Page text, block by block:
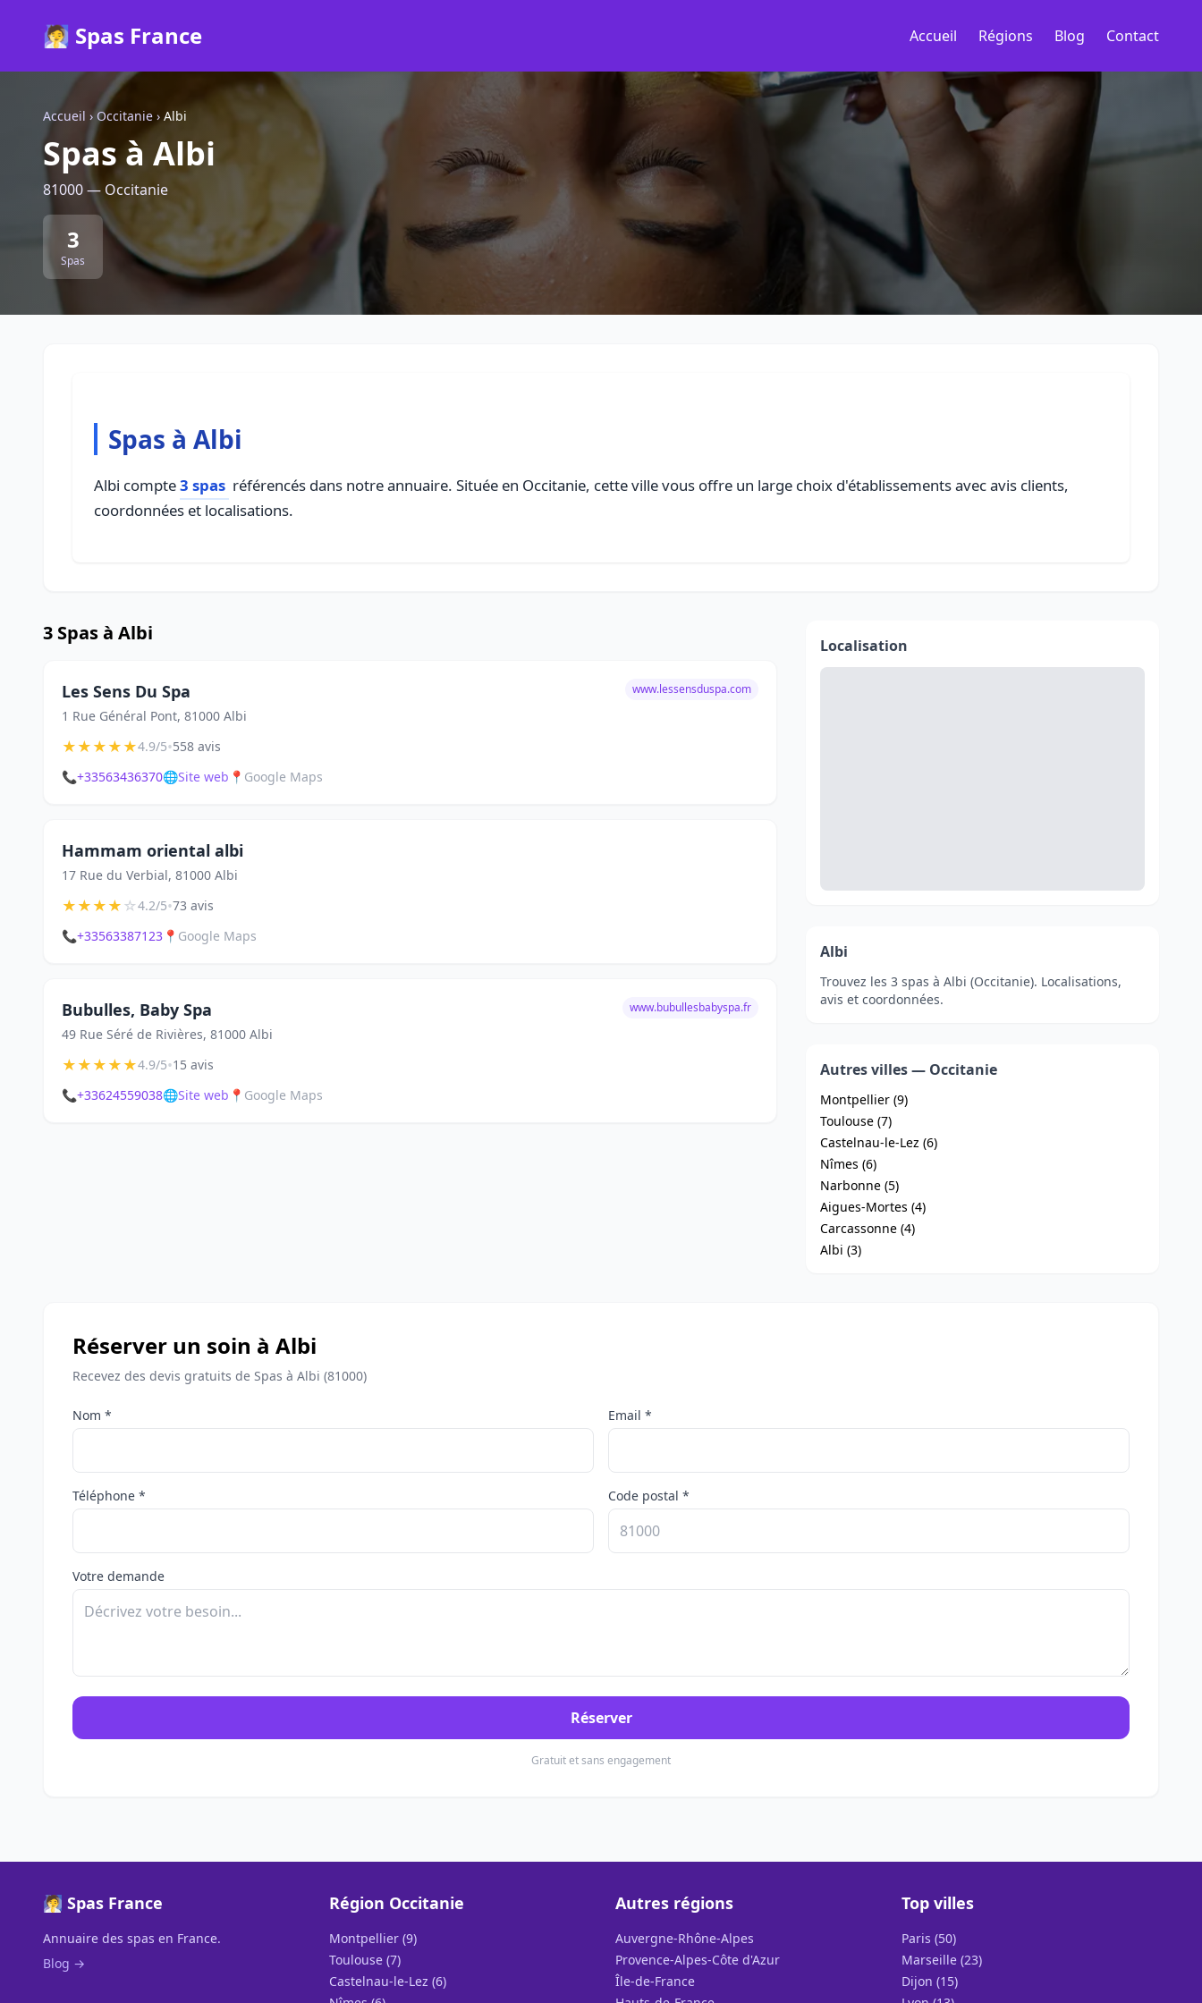
🧖 Spas France Accueil Régions Blog Contact
Accueil ›Occitanie › Albi
Spas à Albi
81000 — Occitanie
3
Spas
Spas à Albi
Albi compte3 spas référencés dans notre annuaire. Située en Occitanie, cette ville vous offre un large choix d'établissements avec avis clients,
coordonnées et localisations.
3 Spas à Albi
Les Sens Du Spa
1 Rue Général Pont, 81000 Albi
www.lessensduspa.com
★★★★★4.9/5•558 avis
📞+33563436370🌐Site web 📍 Google Maps
Hammam oriental albi
17 Rue du Verbial, 81000 Albi
★★★★☆4.2/5•73 avis
📞+33563387123 📍 Google Maps
Bubulles, Baby Spa
49 Rue Séré de Rivières, 81000 Albi
www.bubullesbabyspa.fr
★★★★★4.9/5•15 avis
📞+33624559038🌐Site web 📍 Google Maps
Localisation
Albi
Trouvez les 3 spas à Albi (Occitanie). Localisations,
avis et coordonnées.
Autres villes — Occitanie
Montpellier (9)
Toulouse (7)
Castelnau-le-Lez (6)
Nîmes (6)
Narbonne (5)
Aigues-Mortes (4)
Carcassonne (4)
Albi (3)
Réserver un soin à Albi
Recevez des devis gratuits de Spas à Albi (81000)
Nom * Email *
Téléphone * Code postal *
Votre demande
Réserver
Gratuit et sans engagement
🧖 Spas France
Annuaire des spas en France.
Blog →
Région Occitanie
Montpellier (9)
Toulouse (7)
Castelnau-le-Lez (6)
Autres régions
Auvergne-Rhône-Alpes
Provence-Alpes-Côte d'Azur
Île-de-France
Top villes
Paris (50)
Marseille (23)
Dijon (15)